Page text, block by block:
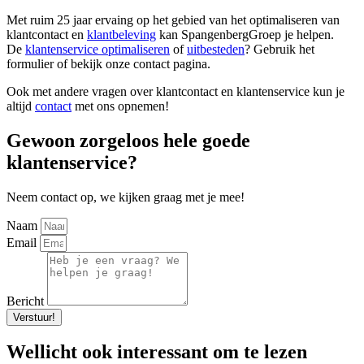
Met ruim 25 jaar ervaing op het gebied van het optimaliseren van
klantcontact en klantbeleving kan SpangenbergGroep je helpen.
De klantenservice optimaliseren ofuitbesteden? Gebruik het
formulier of bekijk onze contact pagina.
Ook met andere vragen over klantcontact en klantenservice kun je
altijd contact met ons opnemen!
Gewoon zorgeloos hele goede
klantenservice?
Neem contact op, we kijken graag met je mee!
Naam
Email
Bericht
Verstuur!
Wellicht ook interessant om te lezen